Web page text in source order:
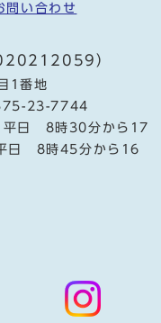
問い合わせ
）
1番地
23-7744
平日 8時30分から17
日 8時45分から16